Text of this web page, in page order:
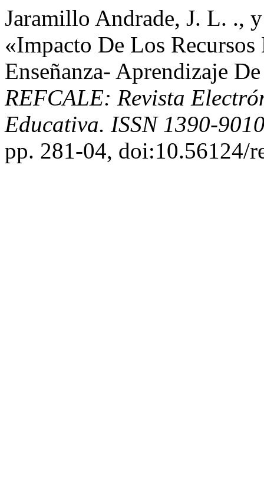
Jaramillo Andrade, J. L. .,
«Impacto De Los
Enseñanza- Aprendizaje
REFCALE: Revista
Educativa. ISSN 1390-
pp. 281-04, doi:10.56124/